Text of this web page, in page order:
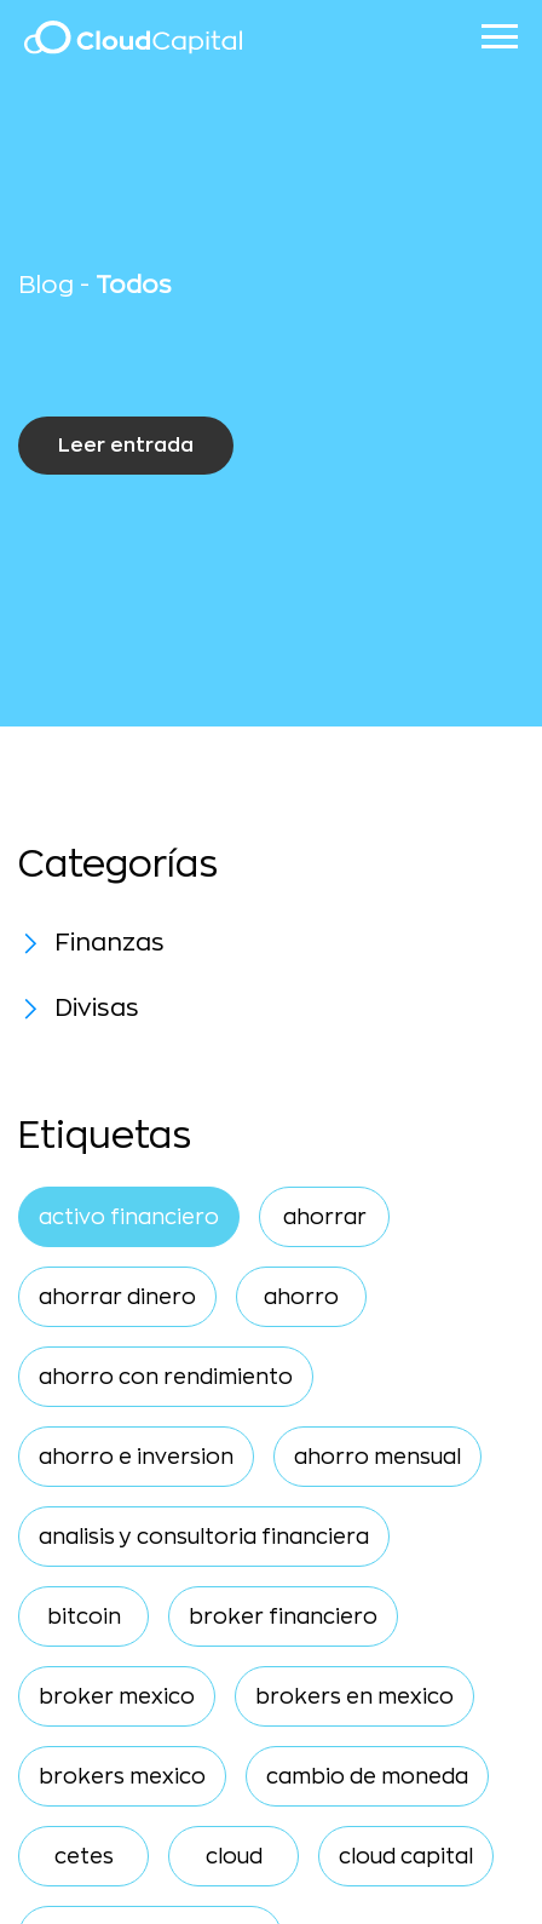
Blog - Todos
Leer entrada
Categorías
Finanzas
Divisas
Etiquetas
activo financiero ahorrar
ahorrar dinero ahorro
ahorro con rendimiento
ahorro e inversion ahorro mensual
analisis y consultoria financiera
bitcoin broker financiero
broker mexico brokers en mexico
brokers mexico cambio de moneda
cetes cloud cloud capital